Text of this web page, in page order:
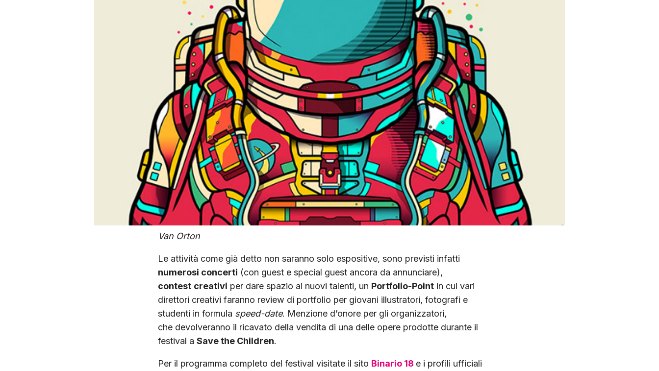
Van Orton
Le attività come già detto non saranno solo espositive, sono previsti infatti
numerosi concerti (con guest e special guest ancora da annunciare),
contest creativi per dare spazio ai nuovi talenti, un Portfolio-Point in cui vari
direttori creativi faranno review di portfolio per giovani illustratori, fotografi e
studenti in formula speed-date. Menzione d’onore per gli organizzatori,
che devolveranno il ricavato della vendita di una delle opere prodotte durante il
festival a Save the Children.
Per il programma completo del festival visitate il sito Binario 18 e i profili ufficiali